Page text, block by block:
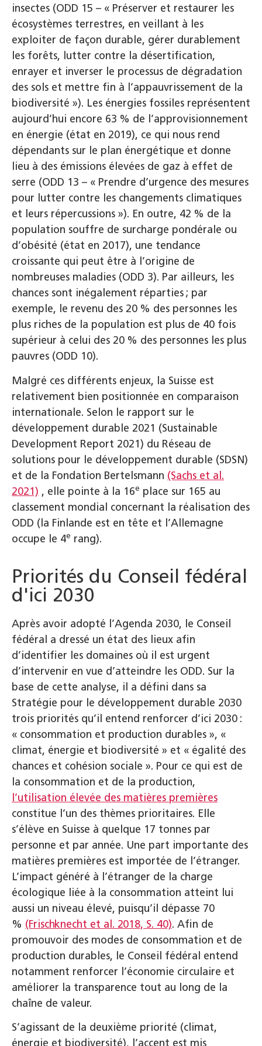
insectes (ODD 15 – « Préserver et restaurer les
écosystèmes terrestres, en veillant à les
exploiter de façon durable, gérer durablement
les forêts, lutter contre la désertification,
enrayer et inverser le processus de dégradation
des sols et mettre fin à l’appauvrissement de la
biodiversité »). Les énergies fossiles représentent
aujourd’hui encore 63 % de l’approvisionnement
en énergie (état en 2019), ce qui nous rend
dépendants sur le plan énergétique et donne
lieu à des émissions élevées de gaz à effet de
serre (ODD 13 – « Prendre d’urgence des mesures
pour lutter contre les changements climatiques
et leurs répercussions »). En outre, 42 % de la
population souffre de surcharge pondérale ou
d’obésité (état en 2017), une tendance
croissante qui peut être à l’origine de
nombreuses maladies (ODD 3). Par ailleurs, les
chances sont inégalement réparties ; par
exemple, le revenu des 20 % des personnes les
plus riches de la population est plus de 40 fois
supérieur à celui des 20 % des personnes les plus
pauvres (ODD 10).
Malgré ces différents enjeux, la Suisse est
relativement bien positionnée en comparaison
internationale. Selon le rapport sur le
développement durable 2021 (Sustainable
Development Report 2021) du Réseau de
solutions pour le développement durable (SDSN)
et de la Fondation Bertelsmann (Sachs et al.
2021) , elle pointe à la 16e place sur 165 au
classement mondial concernant la réalisation des
ODD (la Finlande est en tête et l’Allemagne
occupe le 4e rang).
Priorités du Conseil fédéral
d'ici 2030
Après avoir adopté l’Agenda 2030, le Conseil
fédéral a dressé un état des lieux afin
d’identifier les domaines où il est urgent
d’intervenir en vue d’atteindre les ODD. Sur la
base de cette analyse, il a défini dans sa
Stratégie pour le développement durable 2030
trois priorités qu’il entend renforcer d’ici 2030 :
« consommation et production durables », «
climat, énergie et biodiversité » et « égalité des
chances et cohésion sociale ». Pour ce qui est de
la consommation et de la production,
l’utilisation élevée des matières premières
constitue l’un des thèmes prioritaires. Elle
s’élève en Suisse à quelque 17 tonnes par
personne et par année. Une part importante des
matières premières est importée de l’étranger.
L’impact généré à l’étranger de la charge
écologique liée à la consommation atteint lui
aussi un niveau élevé, puisqu’il dépasse 70
% (Frischknecht et al. 2018, S. 40). Afin de
promouvoir des modes de consommation et de
production durables, le Conseil fédéral entend
notamment renforcer l’économie circulaire et
améliorer la transparence tout au long de la
chaîne de valeur.
S’agissant de la deuxième priorité (climat,
énergie et biodiversité), l’accent est mis